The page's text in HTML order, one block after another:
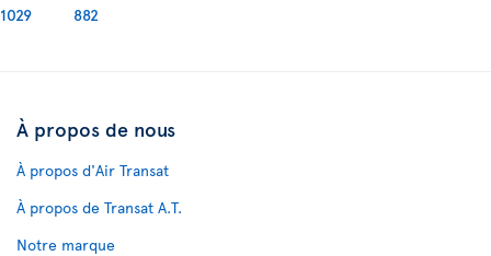
1029
882
À propos de nous
À propos d'Air Transat
À propos de Transat A.T.
Notre marque